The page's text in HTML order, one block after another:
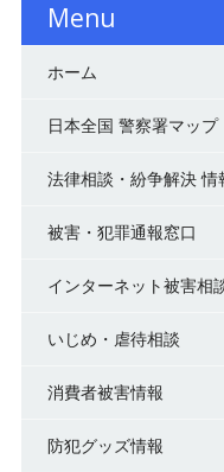
Menu
ホーム
日本全国 警察署マップ
法律相談・紛争解決 情
被害・犯罪通報窓口
インターネット被害相
いじめ・虐待相談
消費者被害情報
防犯グッズ情報